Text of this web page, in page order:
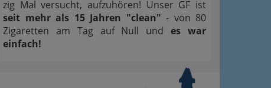
zig Mal versucht, aufzuhören! Unser GF ist
seit mehr als 15 Jahren "clean" - von 80
Zigaretten am Tag auf Null undes war
einfach!